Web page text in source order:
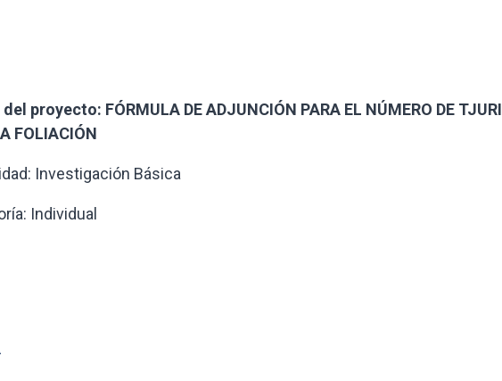
proyecto: FÓRMULA DE ADJUNCIÓN PARA EL NÚMERO DE
FOLIACIÓN
Investigación Básica
Individual